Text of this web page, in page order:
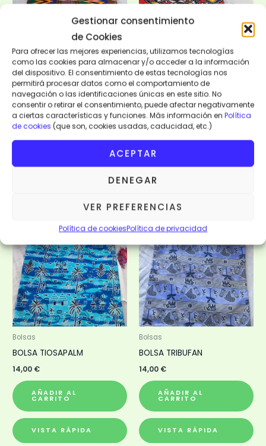
Gestionar consentimiento
de Cookies
Para ofrecer las mejores experiencias, utilizamos tecnologías
como las cookies para almacenar y/o acceder a la información
del dispositivo. El consentimiento de estas tecnologías nos
permitirá procesar datos como el comportamiento de
navegación o las identificaciones únicas en este sitio. No
consentir o retirar el consentimiento, puede afectar negativamente
a ciertas características y funciones. Más información en Política
de cookies (que son, cookies usadas, caducidad, etc.)
ACEPTAR
DENEGAR
VER PREFERENCIAS
Política de cookiesPolítica de privacidad
AGOTADO
Bolsas
BOLSA KENTE
14,00€
AGOTADO
Bolsas
BOLSA KORAL
14,00€
Bolsas
BOLSA TIOSAPALM
14,00 €
AÑADIR AL
CARRITO
VISTA RÁPIDA
Bolsas
BOLSA TRIBUFAN
14,00 €
AÑADIR AL
CARRITO
VISTA RÁPIDA